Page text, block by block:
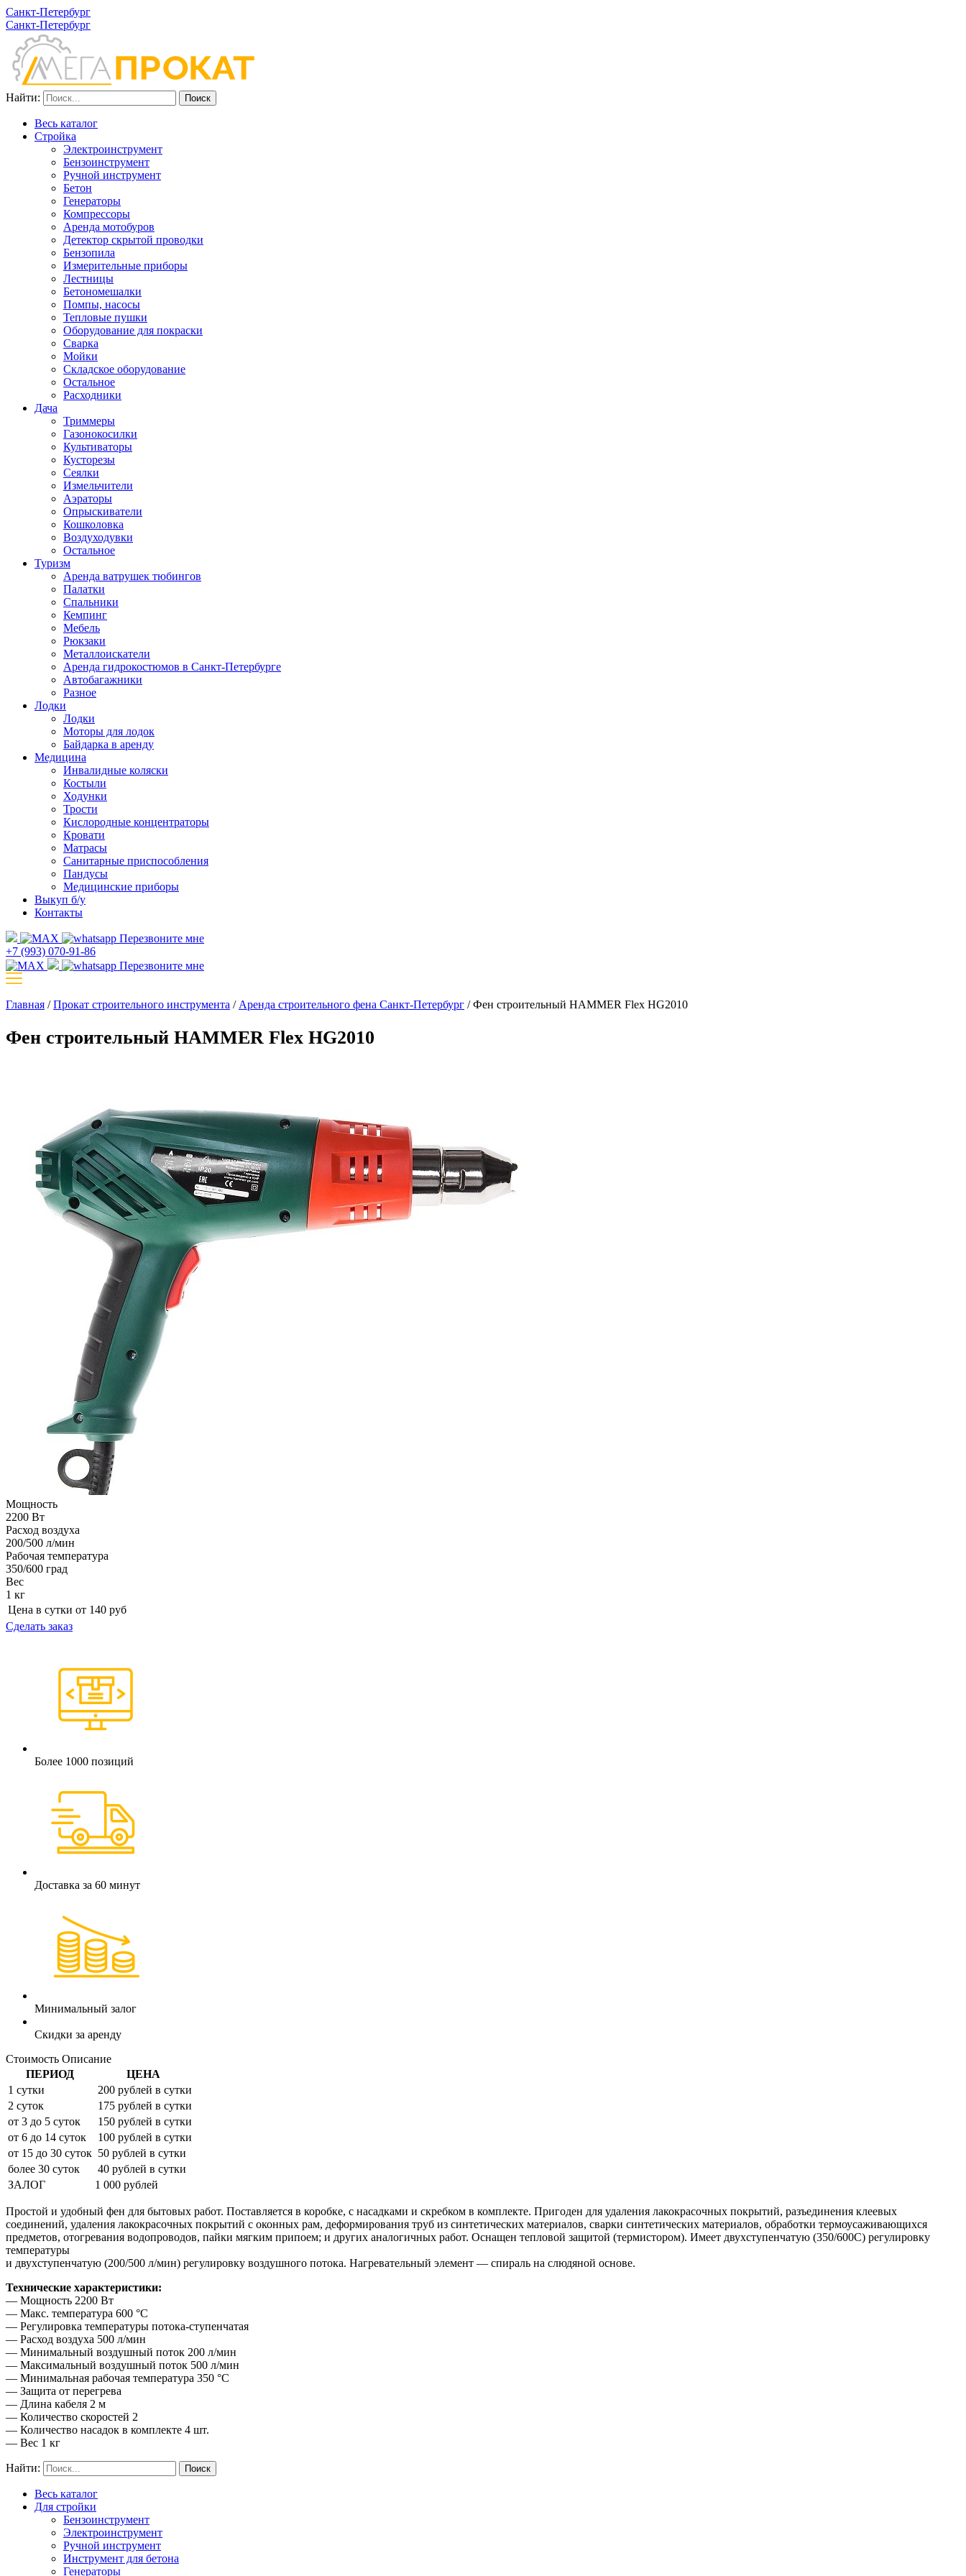
Санкт-Петербург
Санкт-Петербург
Найти:
Весь каталог
Стройка
Электроинструмент
Бензоинструмент
Ручной инструмент
Бетон
Генераторы
Компрессоры
Аренда мотобуров
Детектор скрытой проводки
Бензопила
Измерительные приборы
Лестницы
Бетономешалки
Помпы, насосы
Тепловые пушки
Оборудование для покраски
Сварка
Мойки
Складское оборудование
Остальное
Расходники
Дача
Триммеры
Газонокосилки
Культиваторы
Кусторезы
Сеялки
Измельчители
Аэраторы
Опрыскиватели
Кошколовка
Воздуходувки
Остальное
Туризм
Аренда ватрушек тюбингов
Палатки
Спальники
Кемпинг
Мебель
Рюкзаки
Металлоискатели
Аренда гидрокостюмов в Санкт-Петербурге
Автобагажники
Разное
Лодки
Лодки
Моторы для лодок
Байдарка в аренду
Медицина
Инвалидные коляски
Костыли
Ходунки
Трости
Кислородные концентраторы
Кровати
Матрасы
Санитарные приспособления
Пандусы
Медицинские приборы
Выкуп б/у
Контакты
Перезвоните мне
+7 (993) 070-91-86
Перезвоните мне
Главная /Прокат строительного инструмента / Аренда строительного фена Санкт-Петербург /Фен строительный HAMMER Flex HG2010
Фен строительный HAMMER Flex HG2010
Мощность
2200 Вт
Расход воздуха
200/500 л/мин
Рабочая температура
350/600 град
Вес
1 кг
Цена в сутки от 140 руб
Сделать заказ
Более 1000 позиций
Доставка за 60 минут
Минимальный залог
Скидки за аренду
Стоимость Описание
ПЕРИОД
ЦЕНА
1 сутки
200 рублей в сутки
2 суток
175 рублей в сутки
от 3 до 5 суток
150 рублей в сутки
от 6 до 14 суток
100 рублей в сутки
от 15 до 30 суток 50 рублей в сутки
более 30 суток
40 рублей в сутки
ЗАЛОГ
1 000 рублей
Простой и удобный фен для бытовых работ. Поставляется в коробке, с насадками и скребком в комплекте. Пригоден для удаления лакокрасочных покрытий, разъединения клеевых
соединений, удаления лакокрасочных покрытий с оконных рам, деформирования труб из синтетических материалов, сварки синтетических материалов, обработки термоусаживающихся
предметов, отогревания водопроводов, пайки мягким припоем; и других аналогичных работ. Оснащен тепловой защитой (термистором). Имеет двухступенчатую (350/600С) pегулировку
температуры
и двухступенчатую (200/500 л/мин) регулировку воздушного потока. Нагревательный элемент — спираль на слюдяной основе.
Технические характеристики:
— Мощность 2200 Вт
— Макс. температура 600 °C
— Регулировка температуры потока-ступенчатая
— Расход воздуха 500 л/мин
— Минимальный воздушный поток 200 л/мин
— Максимальный воздушный поток 500 л/мин
— Минимальная рабочая температура 350 °C
— Защита от перегрева
— Длина кабеля 2 м
— Количество скоростей 2
— Количество насадок в комплекте 4 шт.
— Вес 1 кг
Найти:
Весь каталог
Для стройки
Бензоинструмент
Электроинструмент
Ручной инструмент
Инструмент для бетона
Генераторы